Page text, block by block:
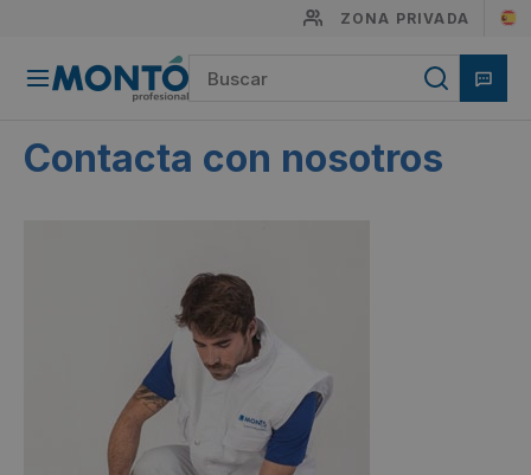
ZONA PRIVADA
Contacta con nosotros